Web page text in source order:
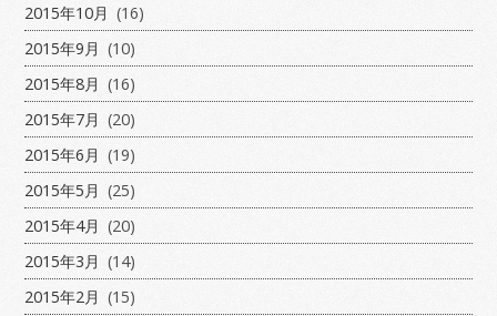
2015年10月 (16)
2015年9月 (10)
2015年8月 (16)
2015年7月 (20)
2015年6月 (19)
2015年5月 (25)
2015年4月 (20)
2015年3月 (14)
2015年2月 (15)